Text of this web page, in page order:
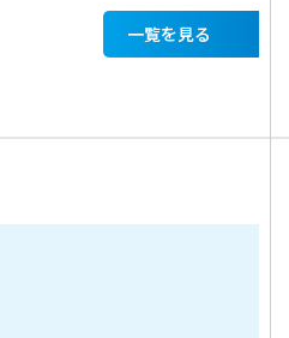
一覧を見る